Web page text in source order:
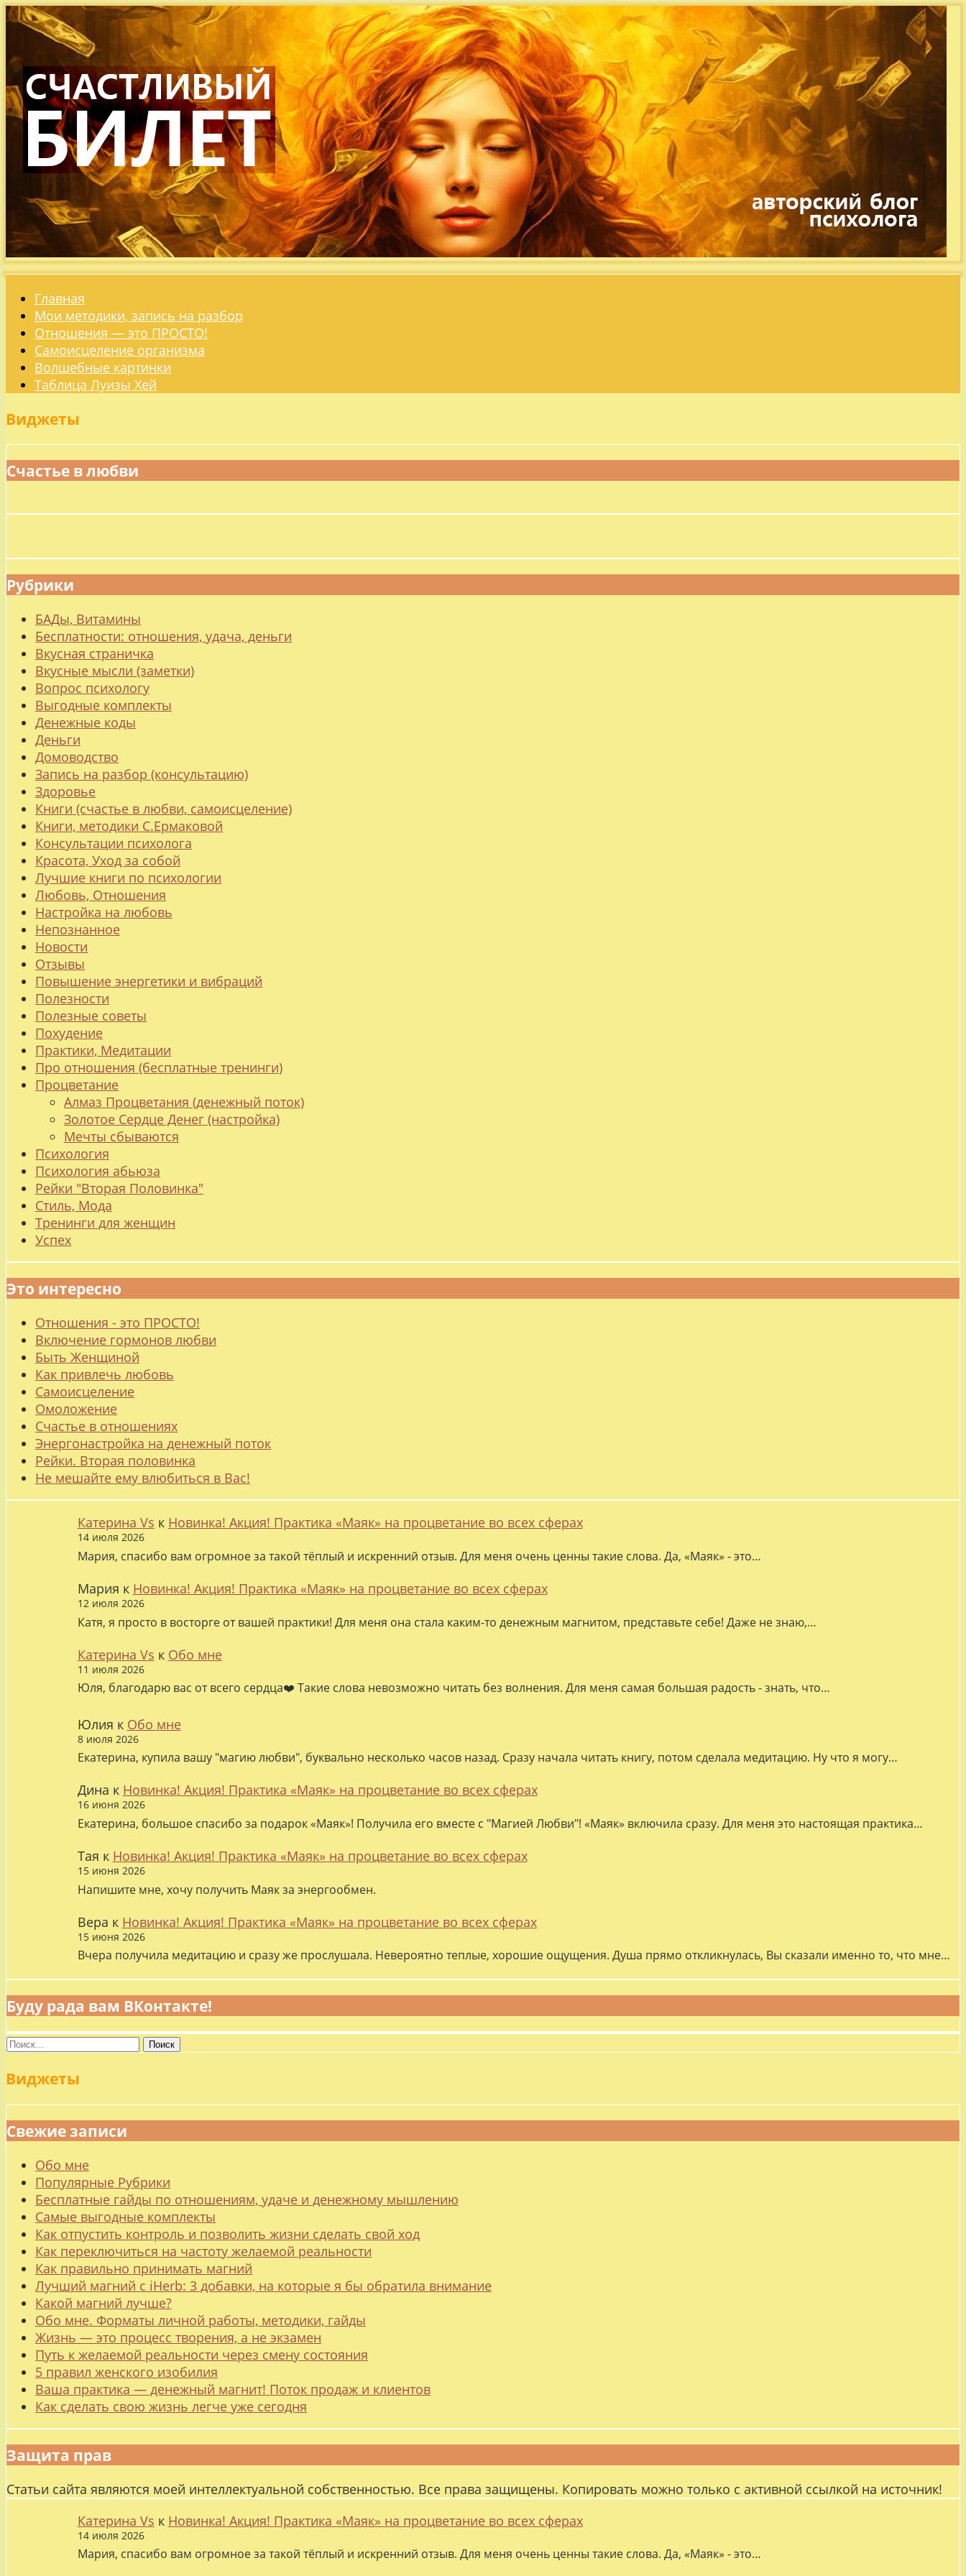
Главная
Мои методики, запись на разбор
Отношения — это ПРОСТО!
Самоисцеление организма
Волшебные картинки
Таблица Луизы Хей
Виджеты
Счастье в любви
Рубрики
БАДы, Витамины
Бесплатности: отношения, удача, деньги
Вкусная страничка
Вкусные мысли (заметки)
Вопрос психологу
Выгодные комплекты
Денежные коды
Деньги
Домоводство
Запись на разбор (консультацию)
Здоровье
Книги (счастье в любви, самоисцеление)
Книги, методики С.Ермаковой
Консультации психолога
Красота, Уход за собой
Лучшие книги по психологии
Любовь, Отношения
Настройка на любовь
Непознанное
Новости
Отзывы
Повышение энергетики и вибраций
Полезности
Полезные советы
Похудение
Практики, Медитации
Про отношения (бесплатные тренинги)
Процветание
Алмаз Процветания (денежный поток)
Золотое Сердце Денег (настройка)
Мечты сбываются
Психология
Психология абьюза
Рейки "Вторая Половинка"
Стиль, Мода
Тренинги для женщин
Успех
Это интересно
Отношения - это ПРОСТО!
Включение гормонов любви
Быть Женщиной
Как привлечь любовь
Самоисцеление
Омоложение
Счастье в отношениях
Энергонастройка на денежный поток
Рейки. Вторая половинка
Не мешайте ему влюбиться в Вас!
Катерина Vs к Новинка! Акция! Практика «Маяк» на процветание во всех сферах
14 июля 2026
Мария, спасибо вам огромное за такой тёплый и искренний отзыв. Для меня очень ценны такие слова. Да, «Маяк» - это…
Мария к Новинка! Акция! Практика «Маяк» на процветание во всех сферах
12 июля 2026
Катя, я просто в восторге от вашей практики! Для меня она стала каким-то денежным магнитом, представьте себе! Даже не знаю,…
Катерина Vs к Обо мне
11 июля 2026
Юля, благодарю вас от всего сердца❤️ Такие слова невозможно читать без волнения. Для меня самая большая радость - знать, что…
Юлия к Обо мне
8 июля 2026
Екатерина, купила вашу "магию любви", буквально несколько часов назад. Сразу начала читать книгу, потом сделала медитацию. Ну что я могу…
Дина к Новинка! Акция! Практика «Маяк» на процветание во всех сферах
16 июня 2026
Екатерина, большое спасибо за подарок «Маяк»! Получила его вместе с "Магией Любви"! «Маяк» включила сразу. Для меня это настоящая практика…
Тая к Новинка! Акция! Практика «Маяк» на процветание во всех сферах
15 июня 2026
Напишите мне, хочу получить Маяк за энергообмен.
Вера к Новинка! Акция! Практика «Маяк» на процветание во всех сферах
15 июня 2026
Вчера получила медитацию и сразу же прослушала. Невероятно теплые, хорошие ощущения. Душа прямо откликнулась, Вы сказали именно то, что мне…
Буду рада вам ВКонтакте!
Найти:
Виджеты
Свежие записи
Обо мне
Популярные Рубрики
Бесплатные гайды по отношениям, удаче и денежному мышлению
Самые выгодные комплекты
Как отпустить контроль и позволить жизни сделать свой ход
Как переключиться на частоту желаемой реальности
Как правильно принимать магний
Лучший магний с iHerb: 3 добавки, на которые я бы обратила внимание
Какой магний лучше?
Обо мне. Форматы личной работы, методики, гайды
Жизнь — это процесс творения, а не экзамен
Путь к желаемой реальности через смену состояния
5 правил женского изобилия
Ваша практика — денежный магнит! Поток продаж и клиентов
Как сделать свою жизнь легче уже сегодня
Защита прав
Статьи сайта являются моей интеллектуальной собственностью. Все права защищены. Копировать можно только с активной ссылкой на источник!
Катерина Vs к Новинка! Акция! Практика «Маяк» на процветание во всех сферах
14 июля 2026
Мария, спасибо вам огромное за такой тёплый и искренний отзыв. Для меня очень ценны такие слова. Да, «Маяк» - это…